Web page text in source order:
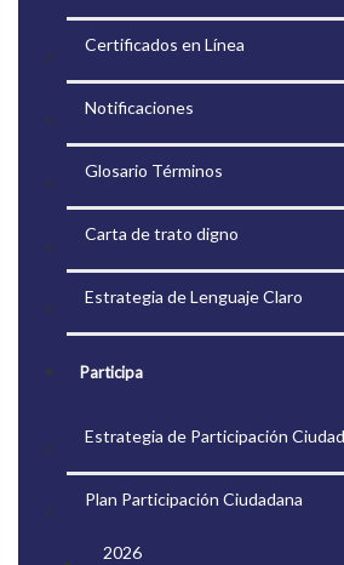
Certificados en Línea
Notificaciones
Glosario Términos
Carta de trato digno
Estrategia de Lenguaje Claro
Participa
Estrategia de Participación
Plan Participación Ciudadana
2026